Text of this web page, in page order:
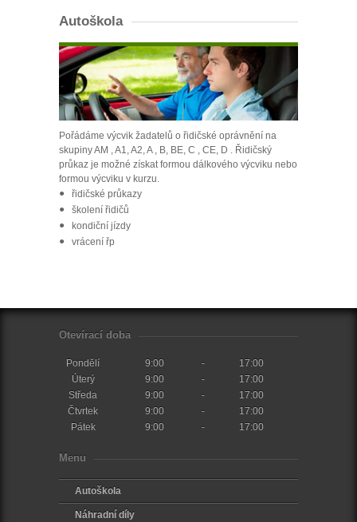
Autoškola
Pořádáme výcvik žadatelů o řidičské oprávnění na
skupiny AM , A1, A2, A , B, BE, C , CE, D . Řidičský
průkaz je možné získat formou dálkového výcviku nebo
formou výcviku v kurzu.
řidičské průkazy
školení řidičů
kondiční jízdy
vrácení řp
Otevírací doba
Pondĕlí 9:00
17:00
Úterý
9:00
17:00
Středa
9:00
17:00
Čtvrtek
9:00
17:00
Pátek
9:00 17:00
Menu
Autoškola
Náhradní díly